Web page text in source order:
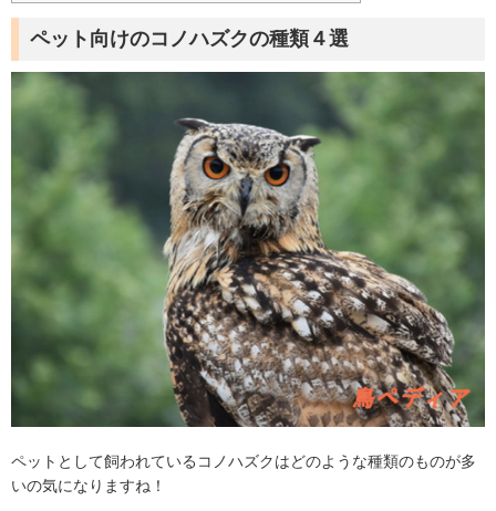
ペット向けのコノハズクの種類４選
ペットとして飼われているコノハズクはどのような種類のものが多
いの気になりますね！